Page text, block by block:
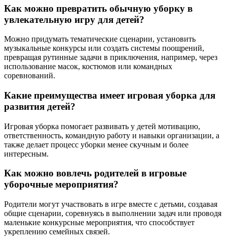
Как можно превратить обычную уборку в
увлекательную игру для детей?
Можно придумать тематические сценарии, установить
музыкальные конкурсы или создать системы поощрений,
превращая рутинные задачи в приключения, например, через
использование масок, костюмов или командных
соревнований.
Какие преимущества имеет игровая уборка для
развития детей?
Игровая уборка помогает развивать у детей мотивацию,
ответственность, командную работу и навыки организации, а
также делает процесс уборки менее скучным и более
интересным.
Как можно вовлечь родителей в игровые
уборочные мероприятия?
Родители могут участвовать в игре вместе с детьми, создавая
общие сценарии, соревнуясь в выполнении задач или проводя
маленькие конкурсные мероприятия, что способствует
укреплению семейных связей.